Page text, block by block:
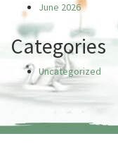
June 2026
Categories
Uncategorized